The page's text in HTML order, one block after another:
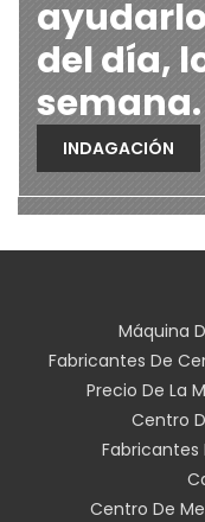
del día,
semana.
INDAGACIÓN
Máquina
Fabricantes De
Precio De La
Centro
Fabricantes
Centro De